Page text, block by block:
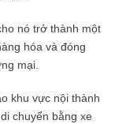
nó trở thành một
hóa và đóng
mại.
khu vực nội thành
chuyển bằng xe